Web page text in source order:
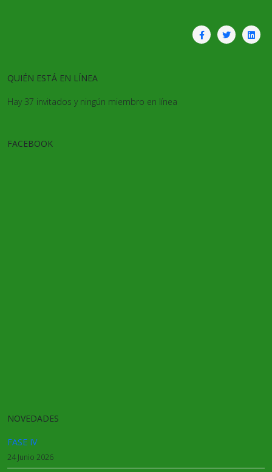
QUIÉN ESTÁ EN LÍNEA
Hay 37 invitados y ningún miembro en línea
FACEBOOK
NOVEDADES
FASE IV
24 Junio 2026